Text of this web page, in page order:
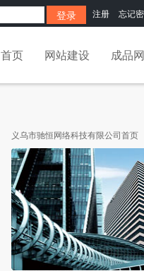
注册 忘记
首页 网站建设 成品
义乌市驰恒网络科技有限公司首页